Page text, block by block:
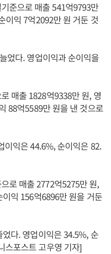
준으로 매출 541억9793만
이익 7억2092만 원 거둔 것
었다. 영업이익과 순이익을
매출 1828억9338만 원, 영
88억5589만 원을 낸 것으로
이익은 44.6%, 순이익은 82.
로 매출 2772억5275만 원,
익 156억6896만 원을 거둔
다. 영업이익은 34.5%, 순
스포스트 고우영 기자]